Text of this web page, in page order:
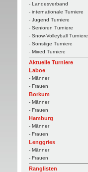
- Landesverband
- internationale Turniere
- Jugend Turniere
- Senioren Turniere
- Snow-Volleyball Turniere
- Sonstige Turniere
- Mixed Turniere
Aktuelle Turniere
Laboe
- Männer
- Frauen
Borkum
- Männer
- Frauen
Hamburg
- Männer
- Frauen
Lenggries
- Männer
- Frauen
Ranglisten